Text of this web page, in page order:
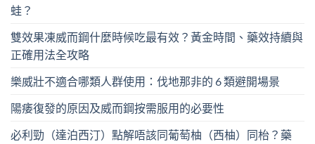
蛙？
雙效果凍威而鋼什麼時候吃最有效？黃金時間、藥效持續與
正確用法全攻略
樂威壯不適合哪類人群使用：伐地那非的 6 類避開場景
陽痿復發的原因及威而鋼按需服用的必要性
必利勁（達泊西汀）點解唔該同葡萄柚（西柚）同枱？藥